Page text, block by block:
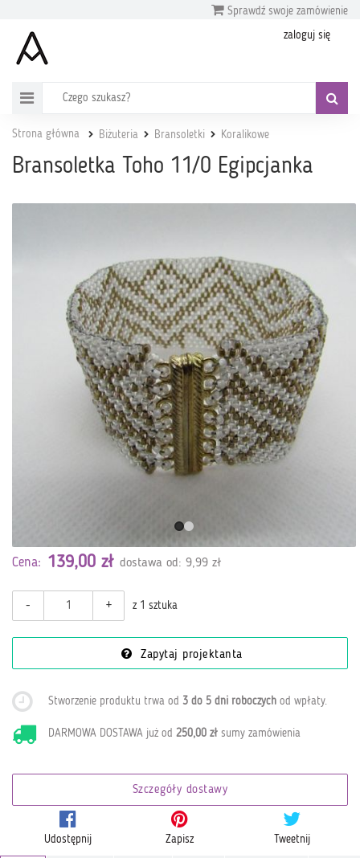
Sprawdź swoje zamówienie
zaloguj się
Strona główna Biżuteria Bransoletki Koralikowe
Bransoletka Toho 11/0 Egipcjanka
Cena: 139,00 zł dostawa od: 9,99 zł
- + z 1 sztuka
Zapytaj projektanta
Stworzenie produktu trwa od3 do 5 dni roboczych od wpłaty.
DARMOWA DOSTAWA już od250,00 zł sumy zamówienia
Szczegóły dostawy
Udostępnij Zapisz Tweetnij